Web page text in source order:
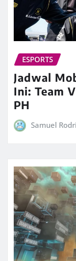
ESPORTS
Jadwal
Ini: Team
PH
Samuel